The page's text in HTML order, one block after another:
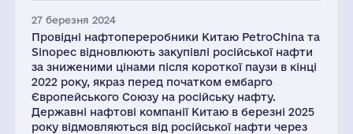
27 березня 2024
Провідні нафтопереробники Китаю PetroChina та
Sinopec відновлюють закупівлі російської нафти
за зниженими цінами після короткої паузи в кінці
2022 року, якраз перед початком ембарго
Європейського Союзу на російську нафту.
Державні нафтові компанії Китаю в березні 2025
року відмовляються від російської нафти через